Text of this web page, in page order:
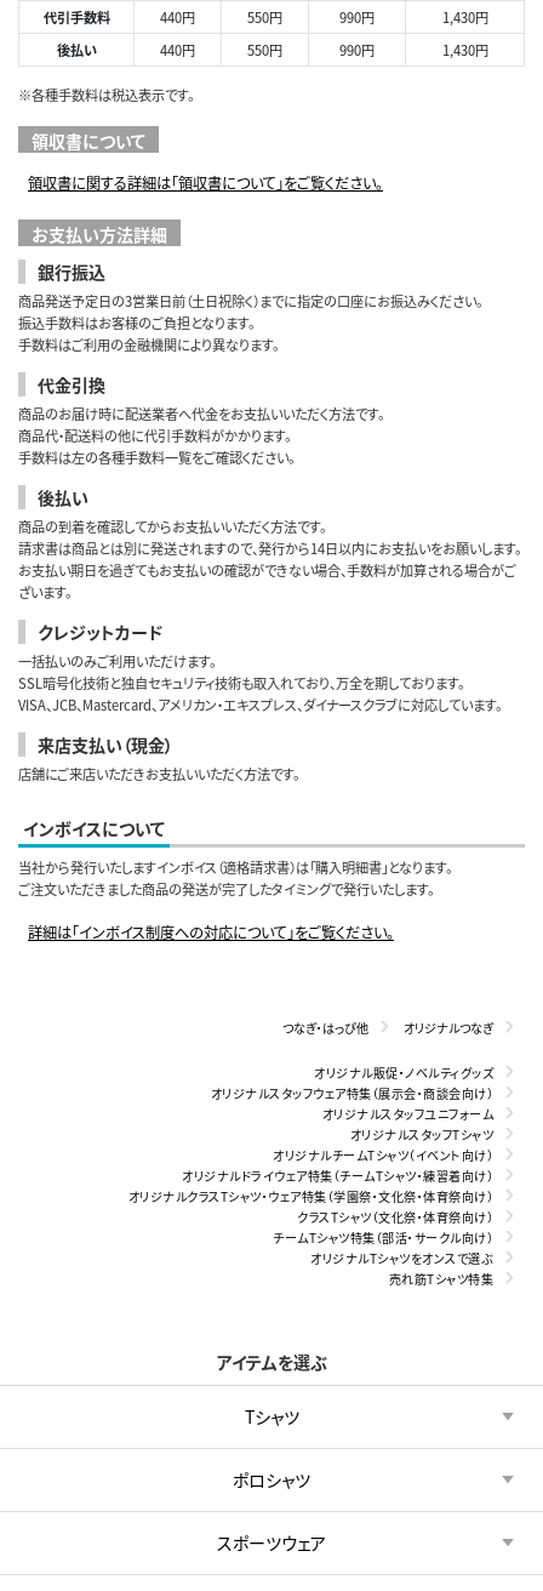
代引手数料 440円 550円 990円
1,430円
後払い
440円 550円 990円 1,430円
※各種手数料は税込表示です。
領収書について
領収書に関する詳細は「領収書について」をご覧ください。
お支払い方法詳細
銀行振込
商品発送予定日の3営業日前（土日祝除く）までに指定の口座にお振込みください。
振込手数料はお客様のご負担となります。
手数料はご利用の金融機関により異なります。
代金引換
商品のお届け時に配送業者へ代金をお支払いいただく方法です。
商品代・配送料の他に代引手数料がかかります。
手数料は左の各種手数料一覧をご確認ください。
後払い
商品の到着を確認してからお支払いいただく方法です。
請求書は商品とは別に発送されますので、発行から14日以内にお支払いをお願いします。
お支払い期日を過ぎてもお支払いの確認ができない場合、手数料が加算される場合がご
ざいます。
クレジットカード
一括払いのみご利用いただけます。
SSL暗号化技術と独自セキュリティ技術も取入れており、万全を期しております。
VISA、JCB、Mastercard、アメリカン・エキスプレス、ダイナースクラブに対応しています。
来店支払い（現金）
店舗にご来店いただきお支払いいただく方法です。
インボイスについて
当社から発行いたしますインボイス（適格請求書）は「購入明細書」となります。
ご注文いただきました商品の発送が完了したタイミングで発行いたします。
詳細は「インボイス制度への対応について」をご覧ください。
つなぎ・はっぴ他 オリジナルつなぎ
オリジナル販促・ノベルティグッズ
オリジナルスタッフウェア特集（展示会・商談会向け）
オリジナルスタッフユニフォーム
オリジナルスタッフTシャツ
オリジナルチームTシャツ（イベント向け）
オリジナルドライウェア特集（チームTシャツ・練習着向け）
オリジナルクラスTシャツ・ウェア特集（学園祭・文化祭・体育祭向け）
クラスTシャツ（文化祭・体育祭向け）
チームTシャツ特集（部活・サークル向け）
オリジナルTシャツをオンスで選ぶ
売れ筋Tシャツ特集
アイテムを選ぶ
Tシャツ
ポロシャツ
スポーツウェア